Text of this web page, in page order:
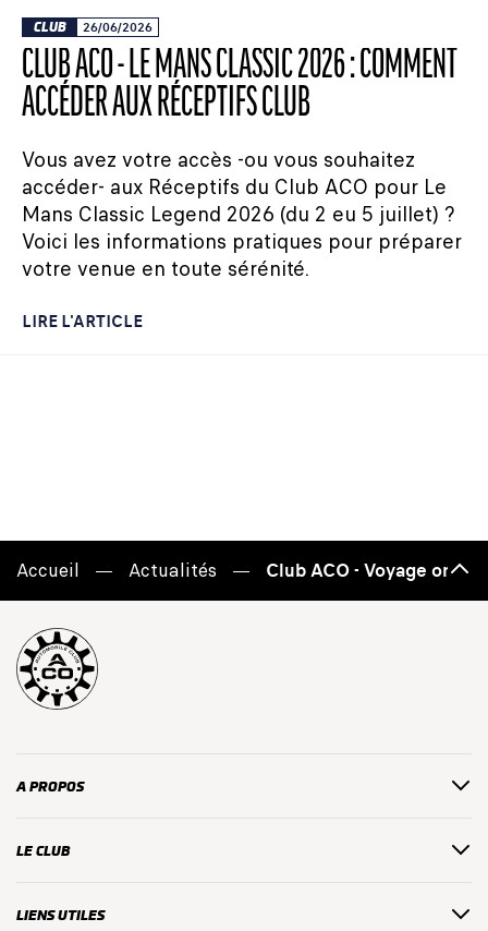
CLUB 26/06/2026
CLUB ACO - LE MANS CLASSIC 2026 : COMMENT
ACCÉDER AUX RÉCEPTIFS CLUB
Vous avez votre accès -ou vous souhaitez
accéder- aux Réceptifs du Club ACO pour Le
Mans Classic Legend 2026 (du 2 eu 5 juillet) ?
Voici les informations pratiques pour préparer
votre venue en toute sérénité.
LIRE L'ARTICLE
Accueil Actualités Club ACO - Voyage
Haut
A PROPOS
LE CLUB
LIENS UTILES